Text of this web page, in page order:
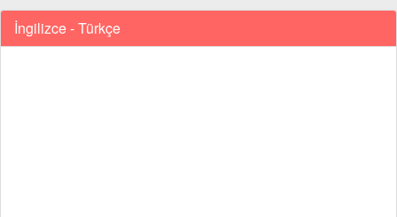
İngilizce - Türkçe